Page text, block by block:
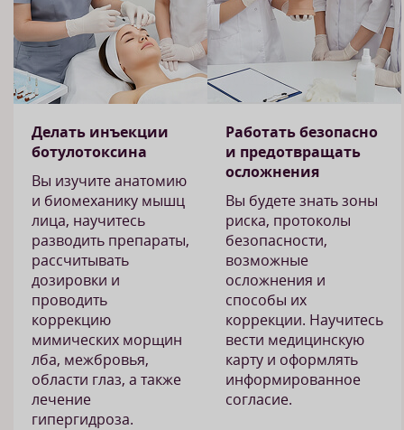
Делать инъекции
ботулотоксина
Вы изучите анатомию
и биомеханику мышц
лица, научитесь
разводить препараты,
рассчитывать
дозировки и
проводить
коррекцию
мимических морщин
лба, межбровья,
области глаз, а также
лечение
гипергидроза.
Работать безопасно
и предотвращать
осложнения
Вы будете знать зоны
риска, протоколы
безопасности,
возможные
осложнения и
способы их
коррекции. Научитесь
вести медицинскую
карту и оформлять
информированное
согласие.